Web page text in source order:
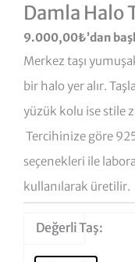
Damla Halo
9.000,00₺’dan
Merkez taşı
bir halo yer alır.
yüzük kolu ise stile
Tercihinize göre
seçenekleri ile
kullanılarak üretilir.
Değerli Taş
Damla